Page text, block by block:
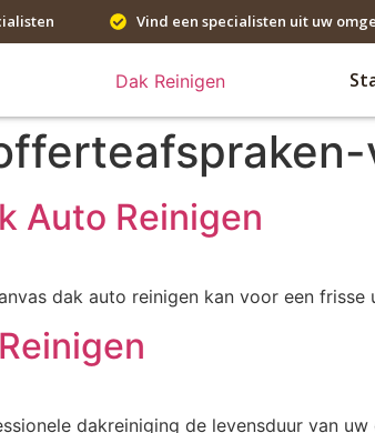
Vind een specialisten uit uw
Auto Reinigen
dak auto reinigen kan voor een
dakreiniging de levensduur van